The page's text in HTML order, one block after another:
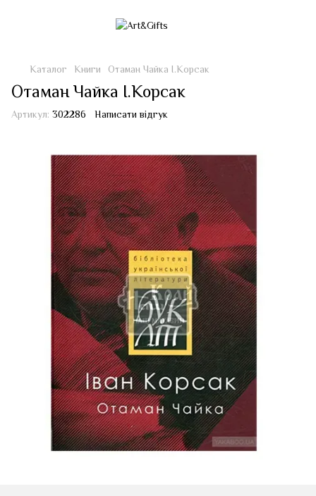
Каталог Книги Отаман Чайка І.Корсак
Отаман Чайка І.Корсак
Артикул: 302286 Написати відгук